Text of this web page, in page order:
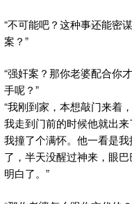
“不可能吧？这种事还能密
案？”
“强奸案？那你老婆配合你
手呢？”
“我刚到家，本想敲门来着
我走到门前的时候他就出
我撞了个满怀。他一看是
了，半天没醒过神来，眼
明白了。”